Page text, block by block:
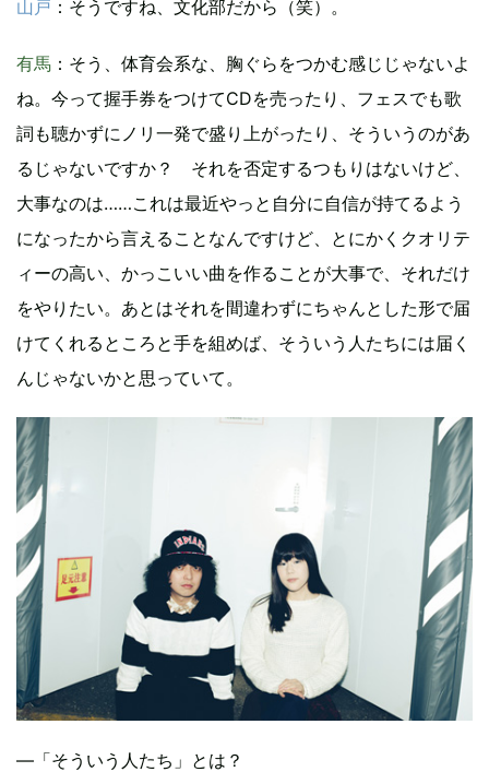
山戸 ：そうですね、文化部だから（笑）。
有馬 ：そう、体育会系な、胸ぐらをつかむ感じじゃないよ
ね。今って握手券をつけてCDを売ったり、フェスでも歌
詞も聴かずにノリ一発で盛り上がったり、そういうのがあ
るじゃないですか？ それを否定するつもりはないけど、
大事なのは……これは最近やっと自分に自信が持てるよう
になったから言えることなんですけど、とにかくクオリテ
ィーの高い、かっこいい曲を作ることが大事で、それだけ
をやりたい。あとはそれを間違わずにちゃんとした形で届
けてくれるところと手を組めば、そういう人たちには届く
んじゃないかと思っていて。
―「そういう人たち」とは？